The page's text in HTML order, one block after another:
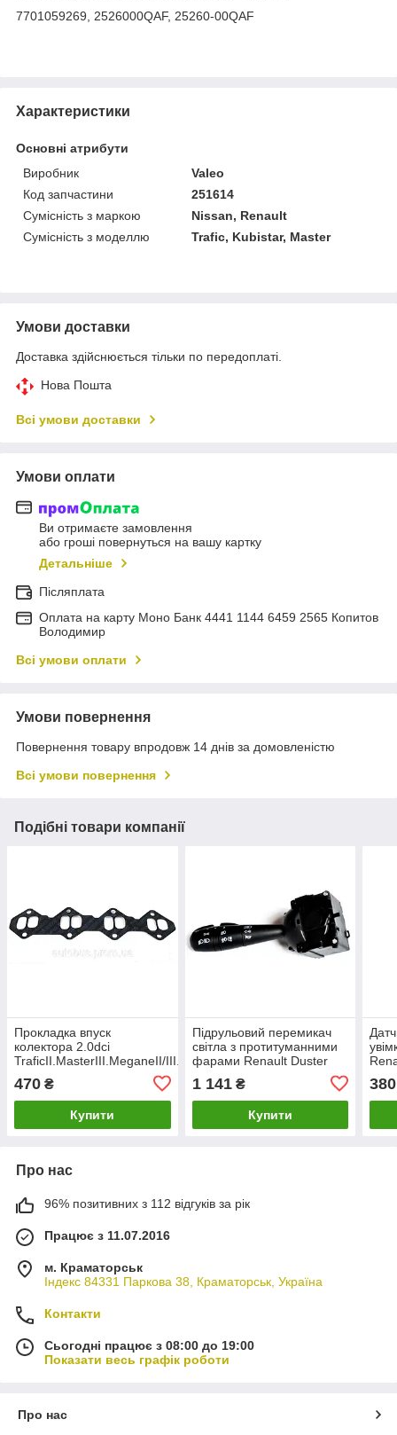
7701059269, 2526000QAF, 25260-00QAF
Характеристики
Основні атрибути
Виробник
Valeo
Код запчастини
251614
Сумісність з маркою
Nissan, Renault
Сумісність з моделлю
Trafic, Kubistar, Master
Умови доставки
Доставка здійснюється тільки по передоплаті.
Нова Пошта
Всі умови доставки
Умови оплати
Ви отримаєте замовлення
або гроші повернуться на вашу картку
Детальніше
Післяплата
Оплата на карту Моно Банк 4441 1144 6459 2565 Копитов
Володимир
Всі умови оплати
Умови повернення
Повернення товару впродовж 14 днів за домовленістю
Всі умови повернення
Подібні товари компанії
Прокладка впуск
колектора 2.0dci
TraficII.MasterIII.MeganeII/III.Koleos
470 ₴
Купити
Підрульовий перемикач
світла з протитуманними
фарами Renault Duster
Lodgy Dokker Sandero II
Logan II MAGNETI
MARELLI DA52206
1 141₴
Купити
1.7-
380
Про нас
96% позитивних з 112 відгуків за рік
Працює з 11.07.2016
м. Краматорськ
Індекс 84331 Паркова 38, Краматорськ, Україна
Контакти
Сьогодні працює з 08:00 до 19:00
Показати весь графік роботи
Про нас